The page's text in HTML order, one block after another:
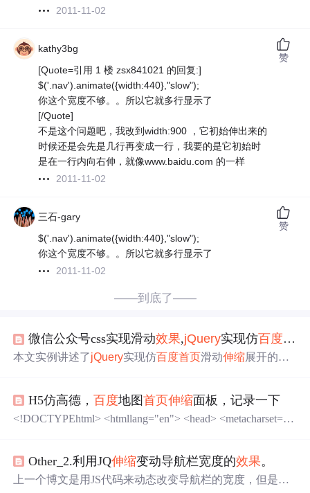
2011-11-02
kathy3bg
[Quote=引用 1 楼 zsx841021 的回复:]
$('.nav').animate({width:440},"slow");
你这个宽度不够。。所以它就多行显示了
[/Quote]
不是这个问题吧，我改到width:900 ，它初始伸出来的
时候还是会先是几行再变成一行，我要的是它初始时
是在一行内向右伸，就像www.baidu.com 的一样
2011-11-02
赞
三石-gary
$('.nav').animate({width:440},"slow");
你这个宽度不够。。所以它就多行显示了
2011-11-02
赞
——到底了——
微信公众号css实现滑动效果,jQuery实现仿百度首页
本文实例讲述了jQuery实现仿百度首页滑动伸缩展开的添
其实是一款伸缩 菜单，只不过这个菜单有点特别，只从一
头向另一头伸展出去，菜单的伸缩 效果平滑，设计精美。
H5仿高德，百度地图首页伸缩面板，记录一下
<!DOCTYPEhtml> <htmllang="en"> <head> <metacharset="U
name="viewport"co...
Other_2.利用JQ伸缩变动导航栏宽度的效果。
上一个博文是用JS代码来动态改变导航栏的宽度，但是BU